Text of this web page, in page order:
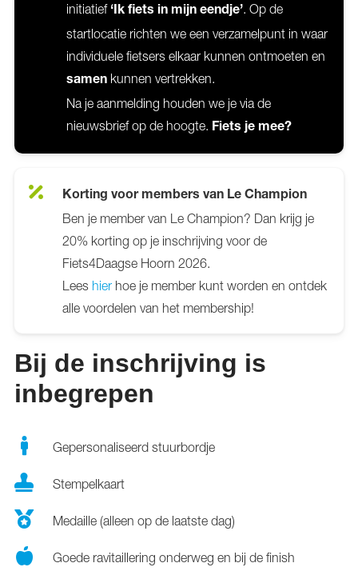
initiatief ‘Ik fiets in mijn eendje’ . Op de
startlocatie richten we een verzamelpunt in waar
individuele fietsers elkaar kunnen ontmoeten en
samen kunnen vertrekken.
Na je aanmelding houden we je via de
nieuwsbrief op de hoogte. Fiets je mee?
Korting voor members van Le Champion
Ben je member van Le Champion? Dan krijg je
20% korting op je inschrijving voor de
Fiets4Daagse Hoorn 2026.
Lees hier hoe je member kunt worden en ontdek
alle voordelen van het membership!
Bij de inschrijving is
inbegrepen
Gepersonaliseerd stuurbordje
Stempelkaart
Medaille (alleen op de laatste dag)
Goede ravitaillering onderweg en bij de finish